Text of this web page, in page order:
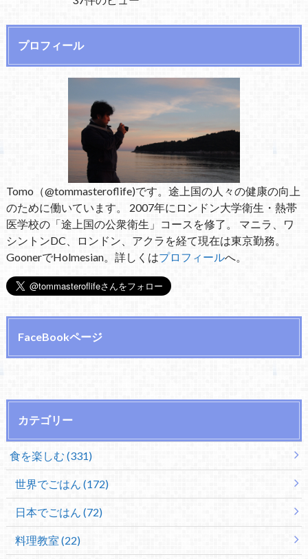
プロフィール
Tomo（@tommasteroflife)です。途上国の人々の健康の向上
のために働いています。 2007年にロンドン大学衛生・熱帯
医学校の「途上国の公衆衛生」コースを修了。 マニラ、ワ
シントンDC、ロンドン、アクラを経て現在は東京勤務。
GoonerでHolmesian。詳しくはプロフィールへ。
FaceBookページ
カテゴリー
食を楽しむ (331)
世界でごはん (172)
日本でごはん (72)
料理教室 (22)